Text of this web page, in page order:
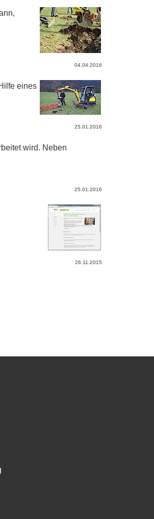
04.04.2016
eines
25.01.2016
wird. Neben
25.01.2016
26.11.2015